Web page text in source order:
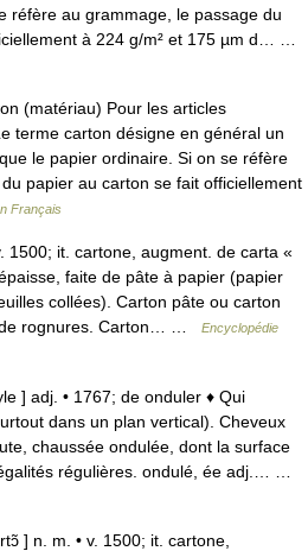
réfère au grammage, le passage du
à 224 g/m² et 175 µm d… …
(matériau) Pour les articles
terme carton désigne en général un
le papier ordinaire. Si on se réfère
papier au carton se fait officiellement
Français
1500; it. cartone, augment. de carta «
faite de pâte à papier (papier
collées). Carton pâte ou carton
de rognures. Carton… …
Encyclopédie
] adj. • 1767; de onduler ♦ Qui
dans un plan vertical). Cheveux
chaussée ondulée, dont la surface
régulières. ondulé, ée adj.… …
] n. m. • v. 1500; it. cartone,